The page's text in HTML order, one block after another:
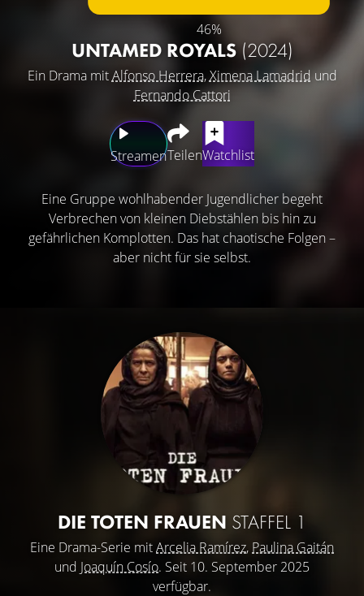
46%
UNTAMED ROYALS(2024)
Ein Drama mitAlfonso Herrera,Ximena Lamadrid und
Fernando Cattori
StreamenTeilenWatchlist
Eine Gruppe wohlhabender Jugendlicher begeht
Verbrechen von kleinen Diebstählen bis hin zu
gefährlichen Komplotten. Das hat chaotische Folgen –
aber nicht für sie selbst.
DIE TOTEN FRAUEN STAFFEL 1
Eine Drama-Serie mitArcelia Ramírez, Paulina Gaitán
und Joaquín Cosío. Seit 10. September 2025
verfügbar.